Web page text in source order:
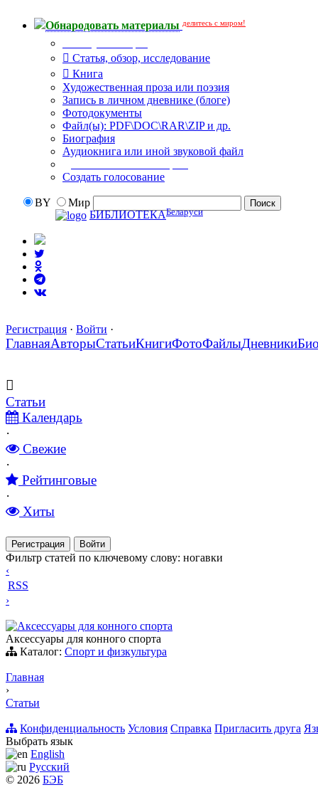
Обнародовать материалы делитесь с миром!
Статья, обзор, исследование
Книга
Художественная проза или поэзия
Запись в личном дневнике (блоге)
Фотодокументы
Файл(ы): PDF\DOC\RAR\ZIP и др.
Биография
Аудиокнига или иной звуковой файл
Создать голосование
BY
Мир
БИБЛИОТЕКАБеларуси
Регистрация · Войти ·
ГлавнаяАвторыСтатьиКнигиФотоФайлыДневники
Статьи
Календарь
·
Свежие
·
Рейтинговые
·
Хиты
Регистрация Войти
Фильтр статей по ключевому слову: ногавки
‹
RSS
›
Аксессуары для конного спорта
Аксессуары для конного спорта
Каталог: Спорт и физкультура
Главная
›
Статьи
Конфиденциальность Условия Справка Пригласить друга
Выбрать язык
English
Русский
© 2026 БЭБ